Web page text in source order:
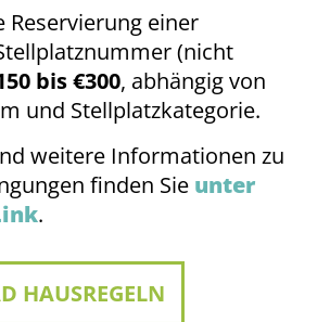
Reservierung einer
(nicht
bis €300, abhängig von
und Stellplatzkategorie.
weitere Informationen zu
finden Sie unter
.
HAUSREGELN